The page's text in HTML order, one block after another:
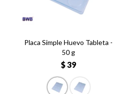
Placa Simple Huevo Tableta -
50 g
$ 39